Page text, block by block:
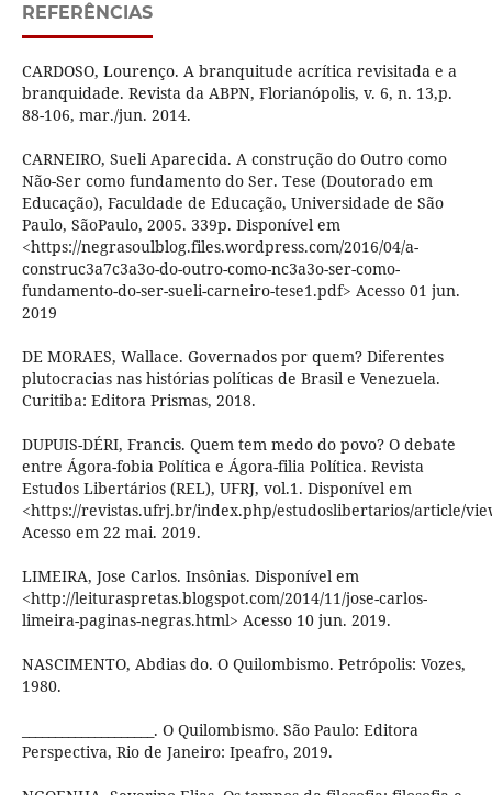
REFERÊNCIAS
CARDOSO, Lourenço. A branquitude acrítica revisitada e a
branquidade. Revista da ABPN, Florianópolis, v. 6, n. 13,p.
88-106, mar./jun. 2014.
CARNEIRO, Sueli Aparecida. A construção do Outro como
Não-Ser como fundamento do Ser. Tese (Doutorado em
Educação), Faculdade de Educação, Universidade de São
Paulo, SãoPaulo, 2005. 339p. Disponível em
<https://negrasoulblog.files.wordpress.com/2016/04/a-
construc3a7c3a3o-do-outro-como-nc3a3o-ser-como-
fundamento-do-ser-sueli-carneiro-tese1.pdf> Acesso 01 jun.
2019
DE MORAES, Wallace. Governados por quem? Diferentes
plutocracias nas histórias políticas de Brasil e Venezuela.
Curitiba: Editora Prismas, 2018.
DUPUIS-DÉRI, Francis. Quem tem medo do povo? O debate
entre Ágora-fobia Política e Ágora-filia Política. Revista
Estudos Libertários (REL), UFRJ, vol.1. Disponível em
<https://revistas.ufrj.br/index.php/estudoslibertarios/article/
Acesso em 22 mai. 2019.
LIMEIRA, Jose Carlos. Insônias. Disponível em
<http://leituraspretas.blogspot.com/2014/11/jose-carlos-
limeira-paginas-negras.html> Acesso 10 jun. 2019.
NASCIMENTO, Abdias do. O Quilombismo. Petrópolis: Vozes,
1980.
____________________. O Quilombismo. São Paulo: Editora
Perspectiva, Rio de Janeiro: Ipeafro, 2019.